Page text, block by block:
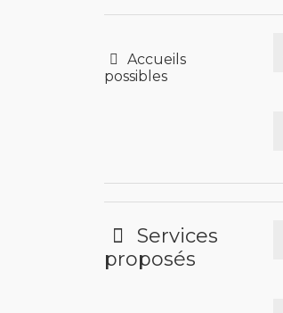
Accueils
possibles
Services
proposés